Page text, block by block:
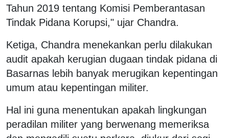
Tahun 2019 tentang Komisi Pemberantasan
Tindak Pidana Korupsi," ujar Chandra.
Ketiga, Chandra menekankan perlu dilakukan
audit apakah kerugian dugaan tindak pidana di
Basarnas lebih banyak merugikan kepentingan
umum atau kepentingan militer.
Hal ini guna menentukan apakah lingkungan
peradilan militer yang berwenang memeriksa